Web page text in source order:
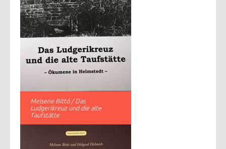
Melsene Bittó / Das
Ludgerikreuz und die alte
Taufstätte